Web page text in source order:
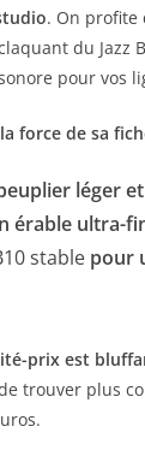
. On profite
du Jazz
pour vos
la force de sa
léger
érable ultra-
stable pour
prix est
trouver plus